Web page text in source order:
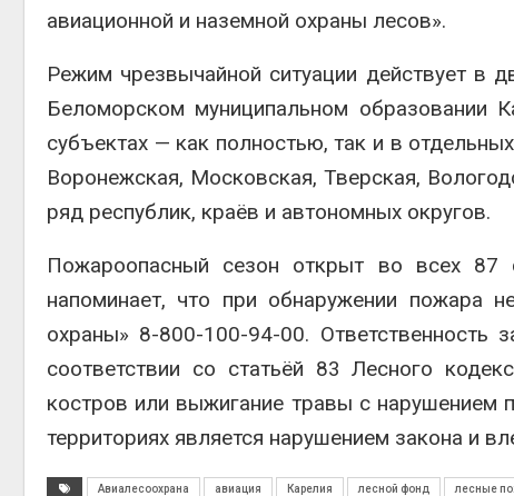
авиационной и наземной охраны лесов».
Режим чрезвычайной ситуации действует в
Беломорском муниципальном
субъектах — как полностью, так и в
Воронежская, Московская, Тверская,
ряд республик, краёв и автономных округов.
Пожароопасный сезон открыт во всех 87
напоминает, что при обнаружении пожара
охраны» 8-800-100-94-00.
соответствии со статьёй 83 Лесного
костров или выжигание травы с нарушением
территориях является нарушением закона и
Авиалесоохрана авиация Карелия лесной фонд лесные